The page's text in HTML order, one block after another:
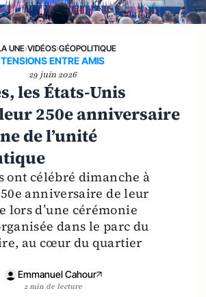
UNE›VIDÉOS›GÉOPOLITIQUE
TENSIONS ENTRE AMIS
29 juin 2026
les États-Unis
250e anniversaire
de l’unité
ont célébré dimanche à
anniversaire de leur
lors d’une cérémonie
dans le parc du
au cœur du quartier
Emmanuel Cahour
2 min de lecture